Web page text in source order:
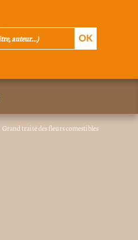
Grand traité des fleurs comestibles